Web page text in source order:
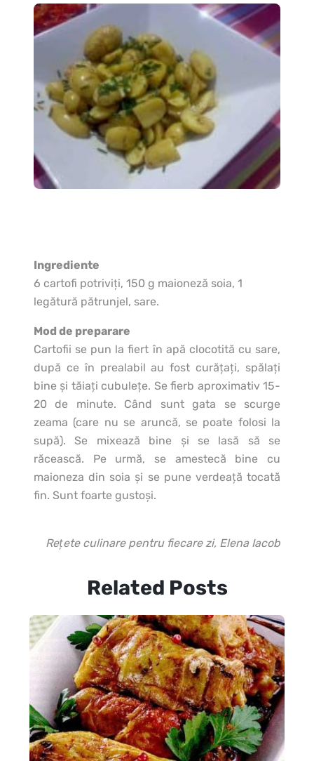
Ingrediente
6 cartofi potriviţi, 150 g maioneză soia, 1
legătură pătrunjel, sare.
Mod de preparare
Cartofii se pun la fiert în apă clocotită cu sare,
după ce în prealabil au fost curăţaţi, spălaţi
bine şi tăiaţi cubuleţe. Se fierb aproximativ 15-
20 de minute. Când sunt gata se scurge
zeama (care nu se aruncă, se poate folosi la
supă). Se mixează bine şi se lasă să se
răcească. Pe urmă, se amestecă bine cu
maioneza din soia şi se pune verdeaţă tocată
fin. Sunt foarte gustoşi.
Rețete culinare pentru fiecare zi, Elena Iacob
Related Posts